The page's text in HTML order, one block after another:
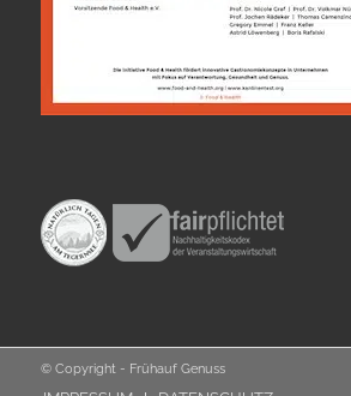
© Copyright - Frühauf Genuss